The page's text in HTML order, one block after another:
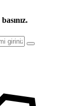
basınız.